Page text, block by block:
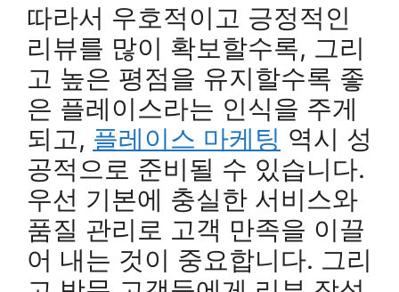
따라서 우호적이고 긍정적인
리뷰를 많이 확보할수록, 그리
고 높은 평점을 유지할수록 좋
은 플레이스라는 인식을 주게
되고, 플레이스 마케팅 역시 성
공적으로 준비될 수 있습니다.
우선 기본에 충실한 서비스와
품질 관리로 고객 만족을 이끌
어 내는 것이 중요합니다. 그리